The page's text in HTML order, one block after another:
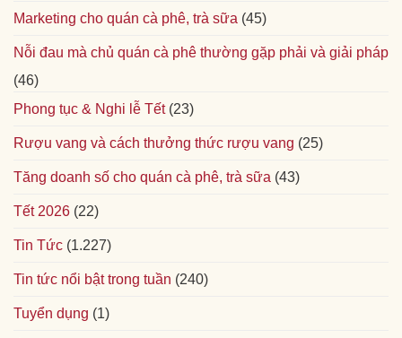
Marketing cho quán cà phê, trà sữa (45)
Nỗi đau mà chủ quán cà phê thường gặp phải và giải pháp
(46)
Phong tục & Nghi lễ Tết(23)
Rượu vang và cách thưởng thức rượu vang (25)
Tăng doanh số cho quán cà phê, trà sữa (43)
Tết 2026 (22)
Tin Tức (1.227)
Tin tức nổi bật trong tuần (240)
Tuyển dụng (1)